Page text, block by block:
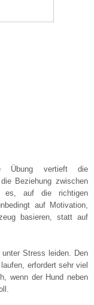
Übung vertieft die
Beziehung zwischen
es, auf die richtigen
auf Motivation,
basieren, statt auf
Stress leiden. Den
erfordert sehr viel
wenn der Hund neben